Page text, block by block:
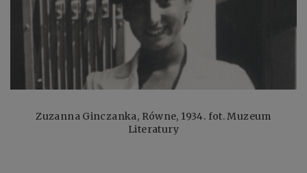
Zuzanna Ginczanka, Równe, 1934. fot. Muzeum
Literatury